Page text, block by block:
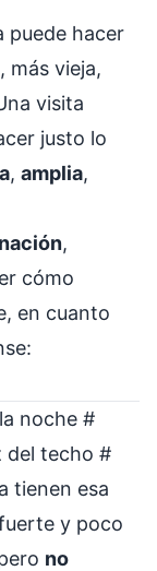
puede hacer
más vieja,
visita
justo lo
, amplia,
,
cómo
en cuanto
noche #
del techo #
tienen esa
y poco
no